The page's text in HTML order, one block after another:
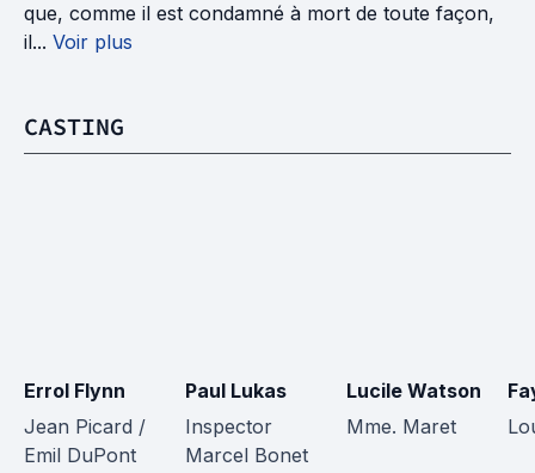
que, comme il est condamné à mort de toute façon,
il... Voir plus
CASTING
Errol Flynn
Jean Picard /
Emil DuPont
Paul Lukas
Inspector
Marcel Bonet
Lucile Watson
Mme. Maret